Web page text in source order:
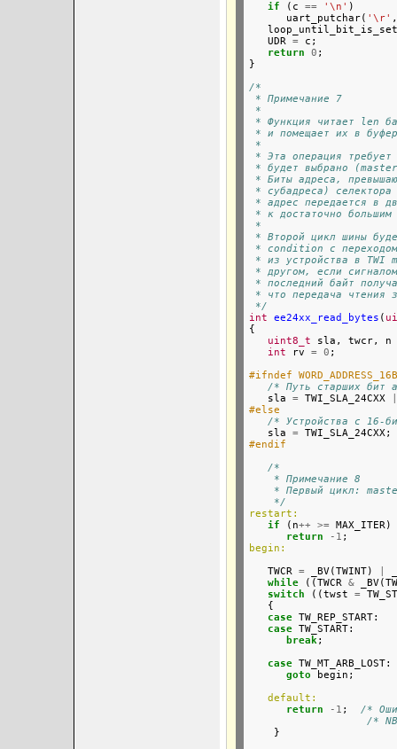
if (c == '\n' )
      uart_putchar(
'\r'
   UDR
= c;
return
0 ;
}
/*
* Примечание 7
*
* Функция читает len
* и помещает их в
*
* Эта операция требует
* будет выбрано
* Биты адреса,
* субадреса) селектора
* адрес передается в
* к достаточно большим
*
* Второй цикл шины
* condition с
* из устройства в TWI
* другом, если
* последний байт
* что передача чтения
*/
int
ee24xx_read_bytes (
{
uint8_t sla, twcr, n
int rv = 0 ;
#ifndef
/* Путь старших бит
   sla
= TWI_SLA_24CXX
#else
/* Устройства с 16-
   sla
=
#endif
/*
    * Примечание 8
* Первый цикл:
    */
restart:
if (n++ >= MAX_ITER)
return
-1
begin:
   TWCR
= _BV(TWINT)
while ((TWCR &
switch ((twst =
   {
case TW_REP_START:
case TW_START:
break;
case TW_MT_ARB_LOST:
goto begin;
default:
return
-1 ; /*
/*
    }